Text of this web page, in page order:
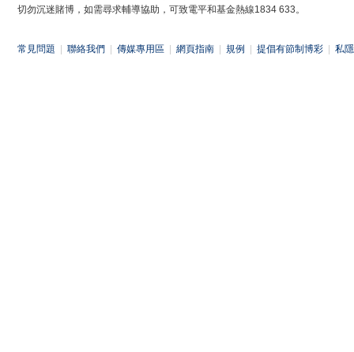
切勿沉迷賭博，如需尋求輔導協助，可致電平和基金熱線1834 633。
常見問題 聯絡我們 傳媒專用區 網頁指南 規例 提倡有節制博彩 私